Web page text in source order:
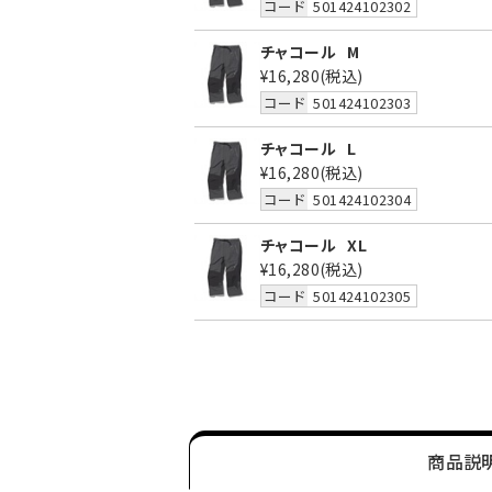
コード 501424102302
チャコール M
¥16,280(税込)
コード 501424102303
チャコール L
¥16,280(税込)
コード 501424102304
チャコール XL
¥16,280(税込)
コード 501424102305
商品説